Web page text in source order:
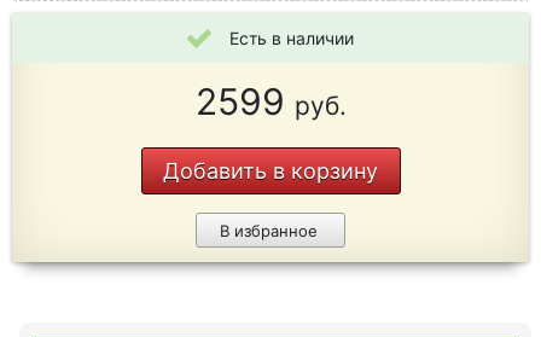
Есть в наличии
2599 руб.
Добавить в корзину
В избранное